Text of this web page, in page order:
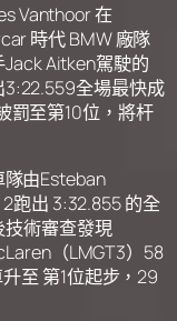
Vanthoor 在
時代 BMW 廠隊
Aitken駕駛的
3:22.559全場最快成
罰至第10位，將杆
隊由Esteban
跑出 3:32.855 的全
術審查發現
（LMGT3）58
至 第1位起步，29